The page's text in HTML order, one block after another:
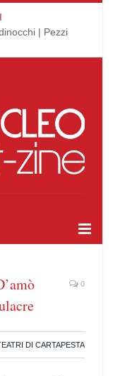
| Pezzi
0
DI CARTAPESTA